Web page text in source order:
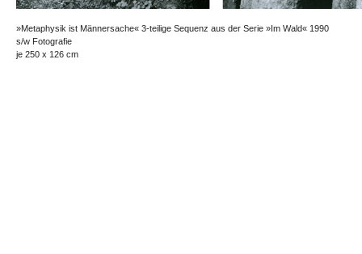
»Metaphysik ist Männersache« 3-teilige Sequenz aus der Serie »Im Wald« 1990
s/w Fotografie
je 250 x 126 cm